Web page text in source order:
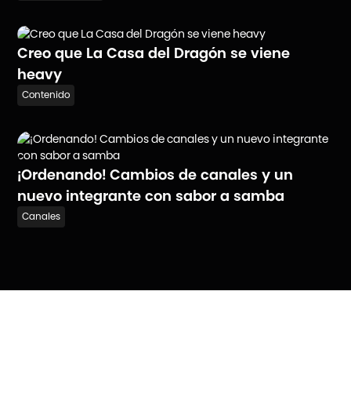
Creo que La Casa del Dragón se viene
heavy
Contenido
¡Ordenando! Cambios de canales y un
nuevo integrante con sabor a samba
Canales